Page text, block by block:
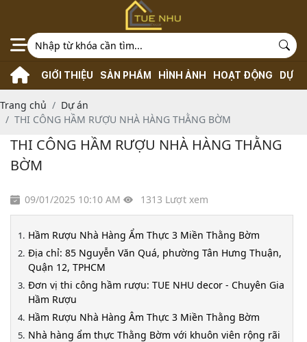
GIỚI THIỆU SẢN PHẨM HÌNH ẢNH HOẠT ĐỘNG DỰ
Trang chủ
Dự án
THI CÔNG HẦM RƯỢU NHÀ HÀNG THẰNG BỜM
THI CÔNG HẦM RƯỢU NHÀ HÀNG THẰNG
BỜM
09/01/2025 10:10 AM 1313 Lượt xem
Hầm Rượu Nhà Hàng Ẩm Thực 3 Miền Thằng Bờm
Địa chỉ: 85 Nguyễn Văn Quá, phường Tân Hưng Thuận,
Quận 12, TPHCM
Đơn vị thi công hầm rượu: TUE NHU decor - Chuyên Gia
Hầm Rượu
Hầm Rượu Nhà Hàng Âm Thực 3 Miền Thằng Bờm
Nhà hàng ẩm thực Thằng Bờm với khuôn viên rộng rãi